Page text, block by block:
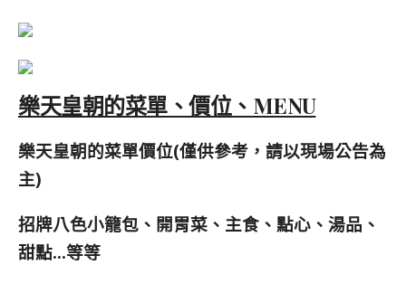
樂天皇朝的菜單、價位、MENU
樂天皇朝的菜單價位(僅供參考，請以現場公告為
主)
招牌八色小籠包、開胃菜、主食、點心、湯品、
甜點…等等